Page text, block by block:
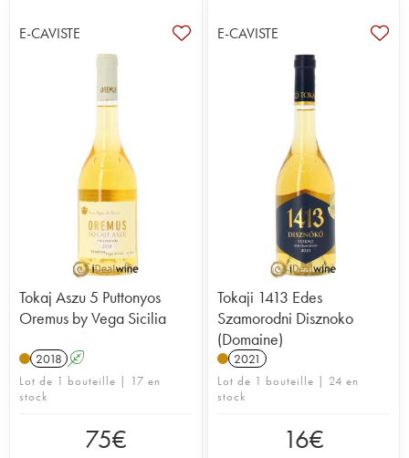
E-CAVISTE
Tokaj Aszu 5 Puttonyos
Oremus by Vega Sicilia
2018 A
Lot de 1 bouteille | 17 en
stock
75€
E-CAVISTE
Tokaji 1413 Edes
Szamorodni Disznoko
(Domaine)
2021
Lot de 1 bouteille | 24 en
stock
16€